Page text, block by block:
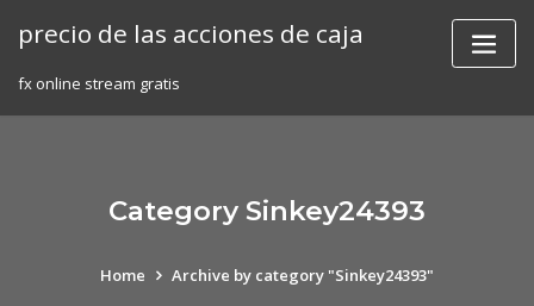
precio de las acciones de caja
fx online stream gratis
Category Sinkey24393
Home Archive by category "Sinkey24393"